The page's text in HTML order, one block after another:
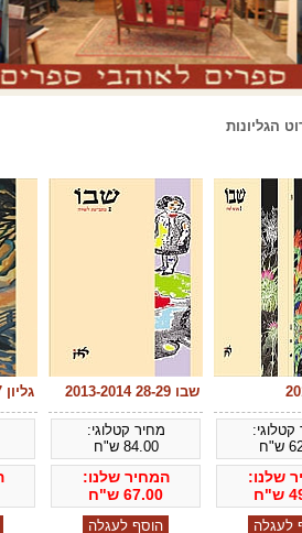
הגליונות
קטלוגי:
ש"ח
שלנו:
ש"ח
שבו 28-29 2013-2014
מחיר קטלוגי:
84.00 ש"ח
המחיר שלנו:
67.00 ש"ח
גליון 26-27 2012